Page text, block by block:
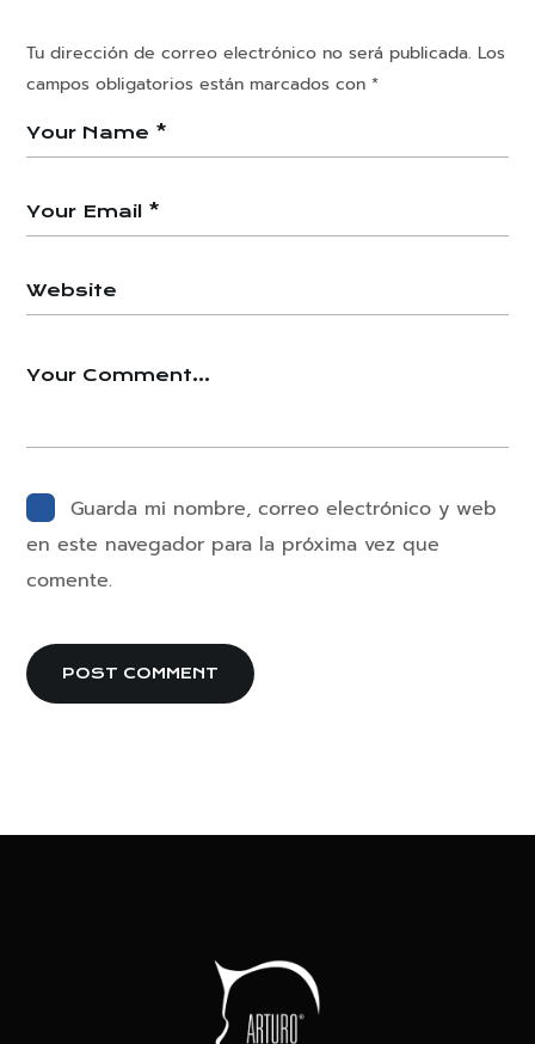
Tu dirección de correo electrónico no será publicada. Los
campos obligatorios están marcados con*
Guarda mi nombre, correo electrónico y web
en este navegador para la próxima vez que
comente.